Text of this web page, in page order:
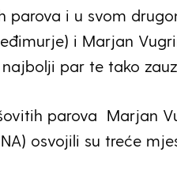
parova i u svom
i Marjan
par te tako
parova Marjan
osvojili su treće